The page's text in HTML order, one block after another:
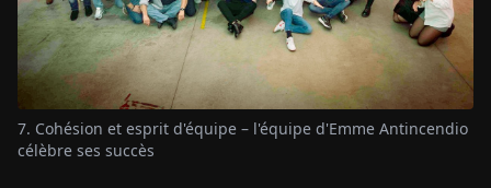
7. Cohésion et esprit d'équipe – l'équipe d'Emme Antincendio
célèbre ses succès